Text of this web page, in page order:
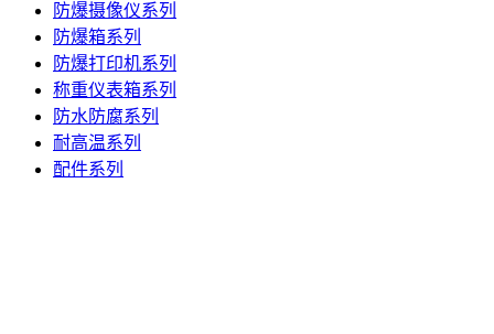
防爆摄像仪系列
防爆箱系列
防爆打印机系列
称重仪表箱系列
防水防腐系列
耐高温系列
配件系列